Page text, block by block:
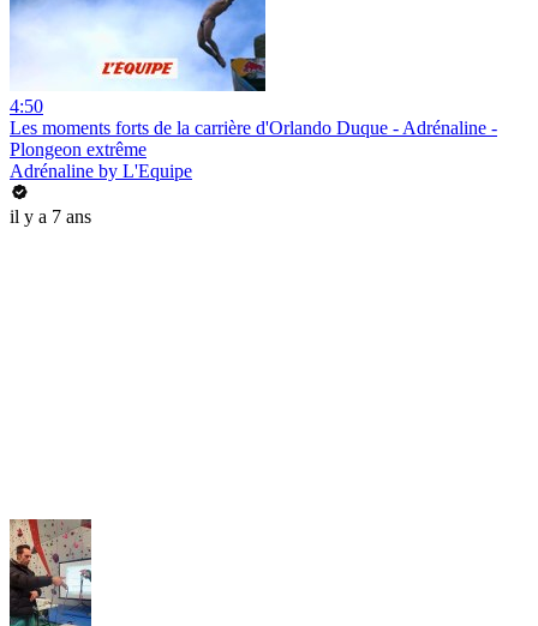
4:50
Les moments forts de la carrière d'Orlando Duque - Adrénaline -
Plongeon extrême
Adrénaline by L'Equipe
il y a 7 ans